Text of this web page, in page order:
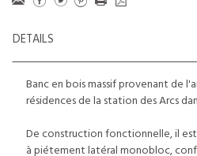
DETAILS
Banc en bois massif provenant de
résidences de la station des Arcs
De construction fonctionnelle, il est
à piétement latéral monobloc,